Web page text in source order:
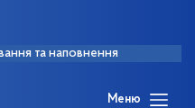
та наповнення
Меню